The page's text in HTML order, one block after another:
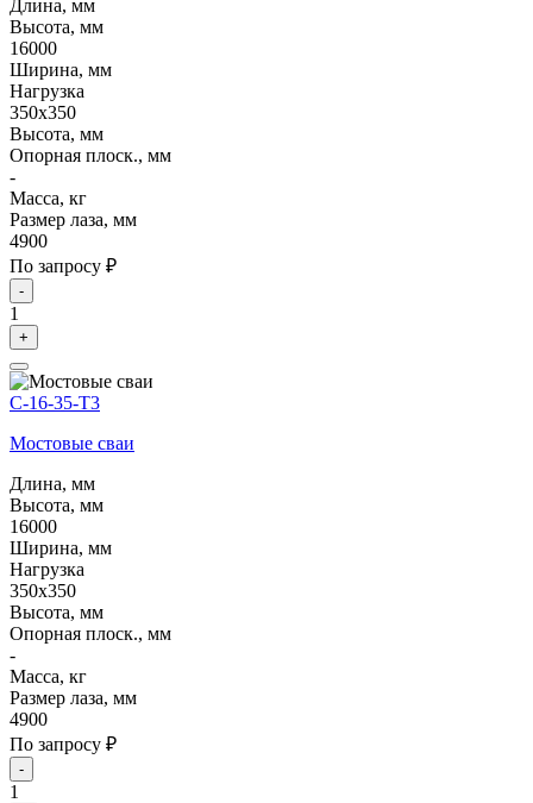
Длина, мм
Высота, мм
16000
Ширина, мм
Нагрузка
350х350
Высота, мм
Опорная плоск., мм
-
Масса, кг
Размер лаза, мм
4900
По запросу ₽
-
1
+
С-16-35-Т3
Мостовые сваи
Длина, мм
Высота, мм
16000
Ширина, мм
Нагрузка
350х350
Высота, мм
Опорная плоск., мм
-
Масса, кг
Размер лаза, мм
4900
По запросу ₽
-
1